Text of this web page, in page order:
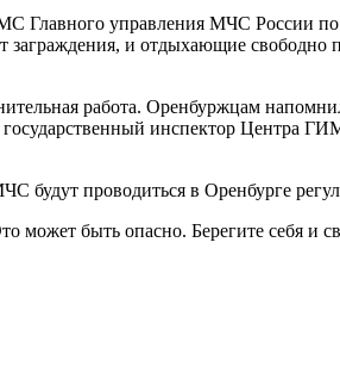
Главного управления МЧС России
заграждения, и отдыхающие свободно
работа. Оренбуржцам
государственный инспектор Центра
будут проводиться в Оренбурге
может быть опасно. Берегите себя и